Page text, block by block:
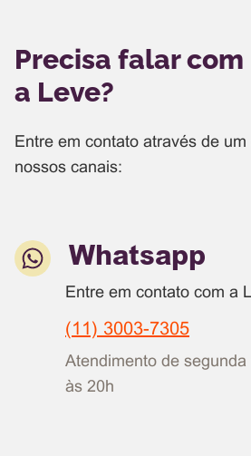
Precisa falar com
a Leve?
Entre em contato através de um
nossos canais:
Whatsapp
Entre em contato com a
(11) 3003-7305
Atendimento de segunda
às 20h